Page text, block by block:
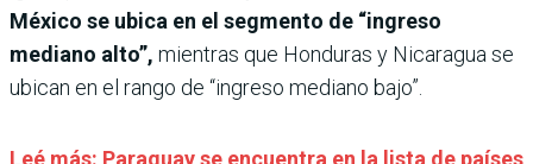
México se ubica en el segmento de “ingreso
mediano alto”, mientras que Honduras y Nicaragua se
ubican en el rango de “ingreso mediano bajo”.
Leé más: Paraguay se encuentra en la lista de países